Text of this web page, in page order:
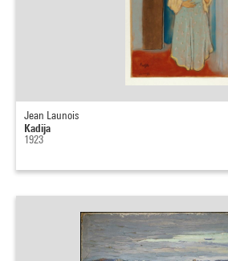
Jean Launois
Kadija
1923